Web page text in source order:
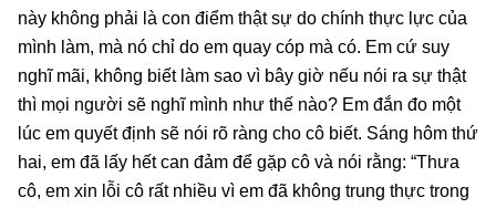
này không phải là con điểm thật sự do chính thực lực của
mình làm, mà nó chỉ do em quay cóp mà có. Em cứ suy
nghĩ mãi, không biết làm sao vì bây giờ nếu nói ra sự thật
thì mọi người sẽ nghĩ mình như thế nào? Em đắn đo một
lúc em quyết định sẽ nói rõ ràng cho cô biết. Sáng hôm thứ
hai, em đã lấy hết can đảm để gặp cô và nói rằng: “Thưa
cô, em xin lỗi cô rất nhiều vì em đã không trung thực trong